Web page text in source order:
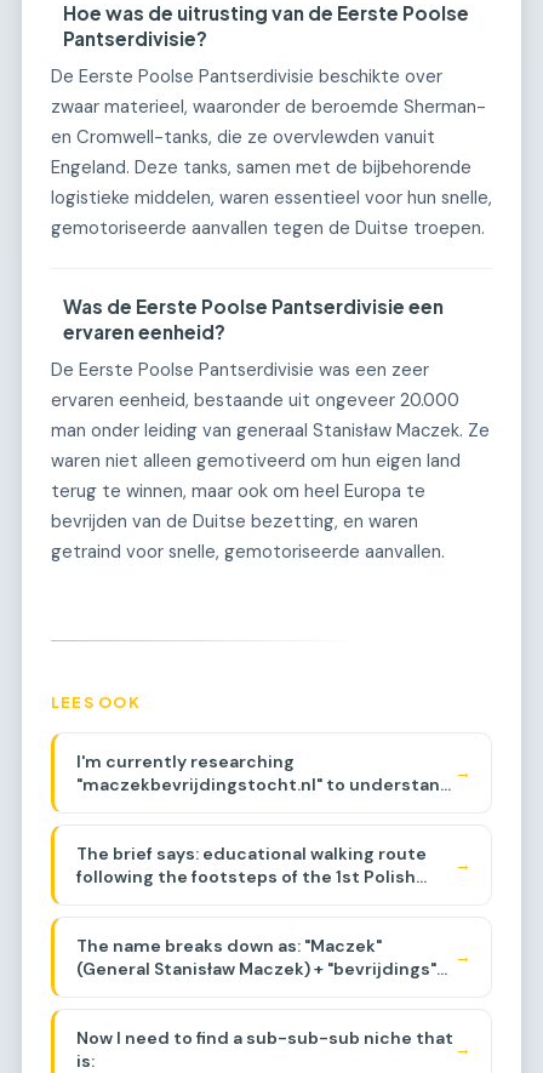
Hoe was de uitrusting van de Eerste Poolse
Pantserdivisie?
De Eerste Poolse Pantserdivisie beschikte over
zwaar materieel, waaronder de beroemde Sherman-
en Cromwell-tanks, die ze overvlewden vanuit
Engeland. Deze tanks, samen met de bijbehorende
logistieke middelen, waren essentieel voor hun snelle,
gemotoriseerde aanvallen tegen de Duitse troepen.
Was de Eerste Poolse Pantserdivisie een
ervaren eenheid?
De Eerste Poolse Pantserdivisie was een zeer
ervaren eenheid, bestaande uit ongeveer 20.000
man onder leiding van generaal Stanisław Maczek. Ze
waren niet alleen gemotiveerd om hun eigen land
terug te winnen, maar ook om heel Europa te
bevrijden van de Duitse bezetting, en waren
getraind voor snelle, gemotoriseerde aanvallen.
LEES OOK
I'm currently researching
"maczekbevrijdingstocht.nl" to understand
its history and backlinks. The domain
appears to be related to a walking route
commemorating General Maczek and the
Polish liberation of the Netherlands during
WWII, specifically around the Baarle-
Nassau/Breda area. Let me think about the
sub-sub-niche.
→
The brief says: educational walking route
following the footsteps of the 1st Polish
Armored Division, events around Baarle-
Breda area, liberation of the region.
→
The name breaks down as: "Maczek"
(General Stanisław Maczek) + "bevrijdings"
(liberation) + "tocht"
(journey/march/route).
→
Now I need to find a sub-sub-sub niche that
is:
→